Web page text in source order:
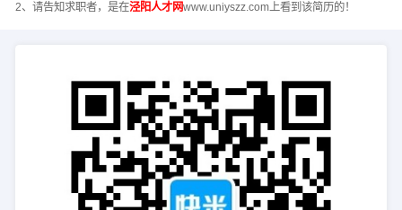
2、请告知求职者，是在泾阳人才网www.uniyszz.com上看到该简历的！